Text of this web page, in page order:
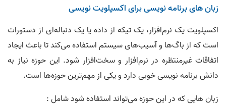
زبان های برنامه نویسی برای اکسپلویت نویسی
اکسپلویت یک نرم‌افزار، یک تیکه از داده یا یک دنباله‌ای از دستورات
است که از باگ‌ها و آسیب‌های سیستم استفاده می‌کند تا باعث ایجاد
اتفاقات غیرمنتظره در نرم‌افزار و سخت‌افزار شود. این حوزه نیاز به
دانش برنامه نویسی خوبی دارد و یکی از مهم‌ترین حوزه‌ها است.
زبان هایی که در این حوزه می‌تواند استفاده شود شامل :